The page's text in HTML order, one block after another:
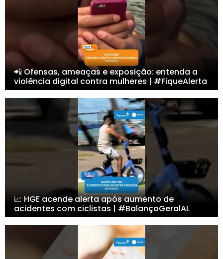
📲 Ofensas, ameaças e exposição: entenda a
violência digital contra mulheres | #FiqueAlerta
📈 HGE acende alerta após aumento de
acidentes com ciclistas | #BalançoGeralAL